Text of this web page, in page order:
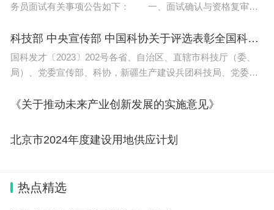
务员面试有关事项公告如下： 一、面试确认与资格复审
12:00前确认是否参加面试，确认方式
科技部 中央宣传部 中国科协关于评选表彰全国科普工作先进集体和先进工作者的通知
国科发才〔2023〕202号各省、自治区、直辖市科技厅（委、
局）、党委宣传部、科协，新疆生产建设兵团科技局、党委宣
室、综合局）： 近年来，广大科普工
《关于推动未来产业创新发展的实施意见》
北京市2024年度建设用地供应计划
热点精选